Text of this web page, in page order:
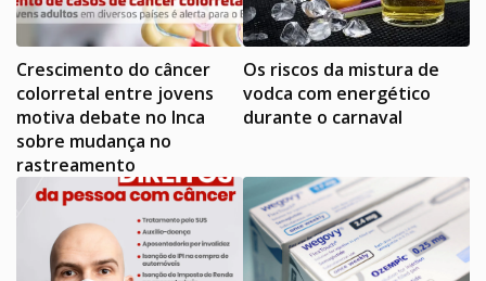
Crescimento do câncer
colorretal entre jovens
motiva debate no Inca
sobre mudança no
rastreamento
Os riscos da mistura de
vodca com energético
durante o carnaval